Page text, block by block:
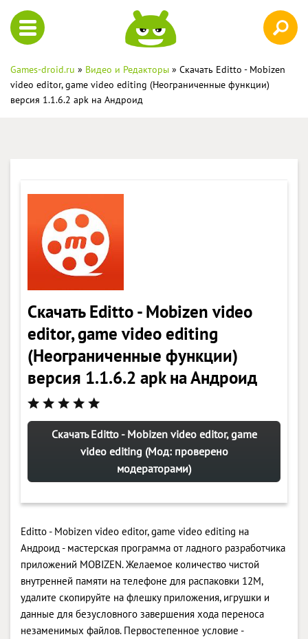
Games-droid.ru » Видео и Редакторы » Скачать Editto - Mobizen
video editor, game video editing (Неограниченные функции)
версия 1.1.6.2 apk на Андроид
Скачать Editto - Mobizen video
editor, game video editing
(Неограниченные функции)
версия 1.1.6.2 apk на Андроид
Скачать Editto - Mobizen video editor, game
video editing (Мод: проверено
модераторами)
Editto - Mobizen video editor, game video editing на
Андроид - мастерская программа от ладного разработчика
приложений MOBIZEN. Желаемое количество чистой
внутренней памяти на телефоне для распаковки 12M,
удалите скопируйте на флешку приложения, игрушки и
данные для безусловного завершения хода переноса
незаменимых файлов. Первостепенное условие -